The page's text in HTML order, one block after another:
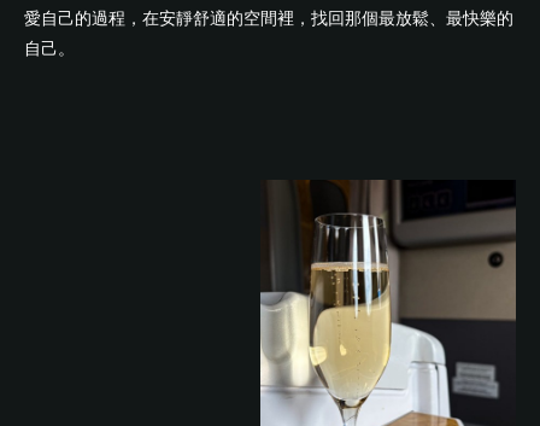
愛自己的過程，在安靜舒適的空間裡，找回那個最放鬆、最快樂的
自己。